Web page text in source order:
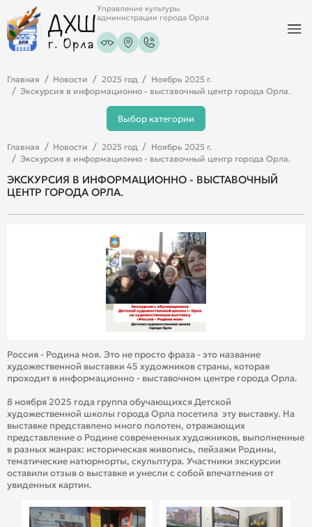
Управление культуры
администрации города Орла
Главная Новости 2025 год
Ноябрь 2025 г.
Экскурсия в информационно - выставочный центр города Орла.
Выбор категории
Главная Новости 2025 год
Ноябрь 2025 г.
Экскурсия в информационно - выставочный центр города Орла.
ЭКСКУРСИЯ В ИНФОРМАЦИОННО - ВЫСТАВОЧНЫЙ
ЦЕНТР ГОРОДА ОРЛА.
Россия - Родина моя. Это не просто фраза - это название
художественной выставки 45 художников страны, которая
проходит в информационно - выставочном центре города Орла.
8 ноября 2025 года группа обучающихся Детской
художественной школы города Орла посетила эту выставку. На
выставке представлено много полотен, отражающих
представление о Родине современных художников, выполненные
в разных жанрах: историческая живопись, пейзажи Родины,
тематические натюрморты, скульптура. Участники экскурсии
оставили отзыв о выставке и унесли с собой впечатления от
увиденных картин.